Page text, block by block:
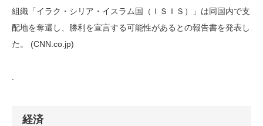
組織「イラク・シリア・イスラム国（ＩＳＩＳ）」は同国内で支
配地を奪還し、勝利を宣言する可能性があるとの報告書を発表し
た。 (CNN.co.jp)
経済